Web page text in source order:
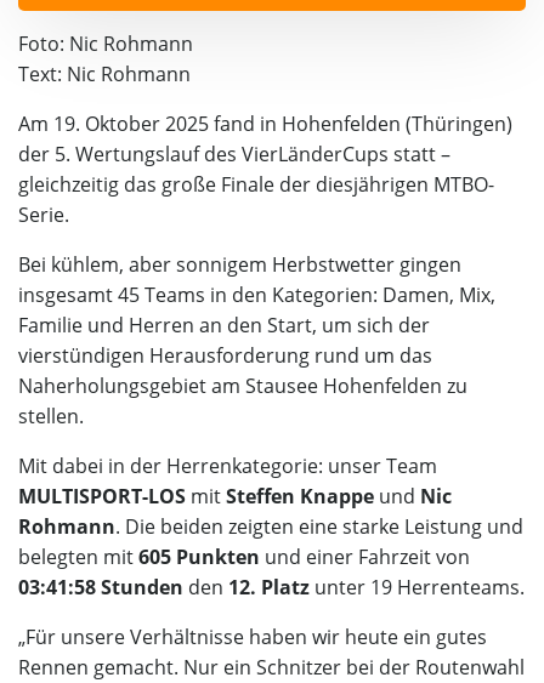
Foto: Nic Rohmann
Text: Nic Rohmann
Am 19. Oktober 2025 fand in Hohenfelden (Thüringen)
der 5. Wertungslauf des VierLänderCups statt –
gleichzeitig das große Finale der diesjährigen MTBO-
Serie.
Bei kühlem, aber sonnigem Herbstwetter gingen
insgesamt 45 Teams in den Kategorien: Damen, Mix,
Familie und Herren an den Start, um sich der
vierstündigen Herausforderung rund um das
Naherholungsgebiet am Stausee Hohenfelden zu
stellen.
Mit dabei in der Herrenkategorie: unser Team
MULTISPORT-LOS mitSteffen Knappe und Nic
Rohmann. Die beiden zeigten eine starke Leistung und
belegten mit605 Punkten und einer Fahrzeit von
03:41:58 Stunden den 12. Platz unter 19 Herrenteams.
„Für unsere Verhältnisse haben wir heute ein gutes
Rennen gemacht. Nur ein Schnitzer bei der Routenwahl